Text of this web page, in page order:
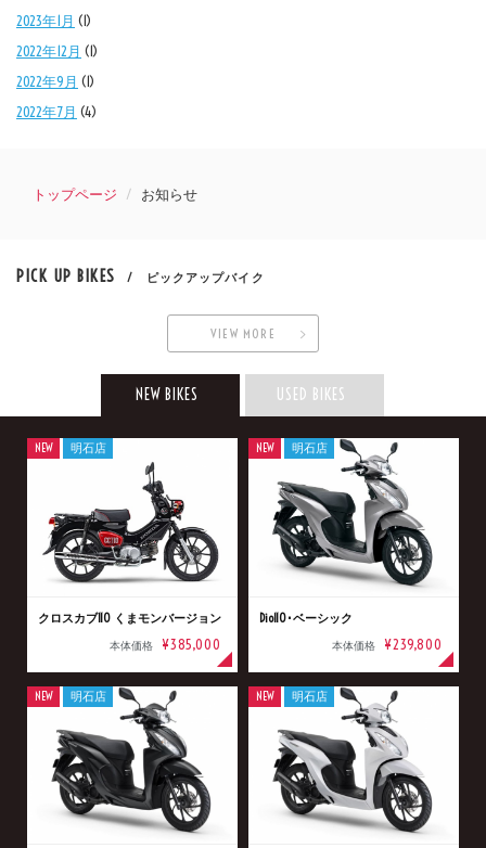
2023年1月 (1)
2022年12月 (1)
2022年9月 (1)
2022年7月 (4)
トップページ お知らせ
PICK UP BIKES / ピックアップバイク
VIEW MORE
NEW BIKES USED BIKES
クロスカブ110 くまモンバージョン
本体価格 ¥385,000
NEW 明石店
Dio110･ベーシック
本体価格 ¥239,800
NEW 明石店
NEW 明石店 NEW 明石店